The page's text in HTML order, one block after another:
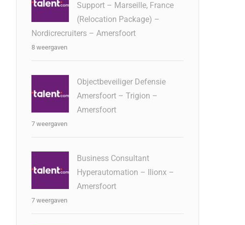
Support – Marseille, France
(Relocation Package) –
Nordicrecruiters – Amersfoort
8 weergaven
Objectbeveiliger Defensie
Amersfoort – Trigion –
Amersfoort
7 weergaven
Business Consultant
Hyperautomation – Ilionx –
Amersfoort
7 weergaven